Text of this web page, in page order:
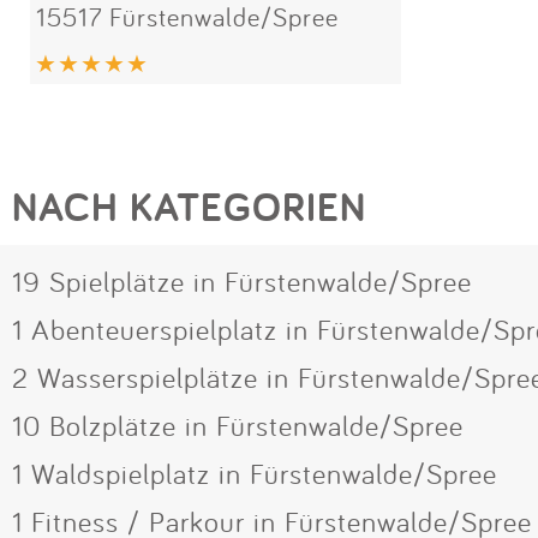
15517 Fürstenwalde/Spree
NACH KATEGORIEN
19 Spielplätze in Fürstenwalde/Spree
1 Abenteuerspielplatz in Fürstenwalde/
2 Wasserspielplätze in Fürstenwalde/
10 Bolzplätze in Fürstenwalde/Spree
1 Waldspielplatz in Fürstenwalde/Spree
1 Fitness / Parkour in Fürstenwalde/Spree